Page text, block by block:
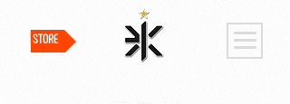
STORE